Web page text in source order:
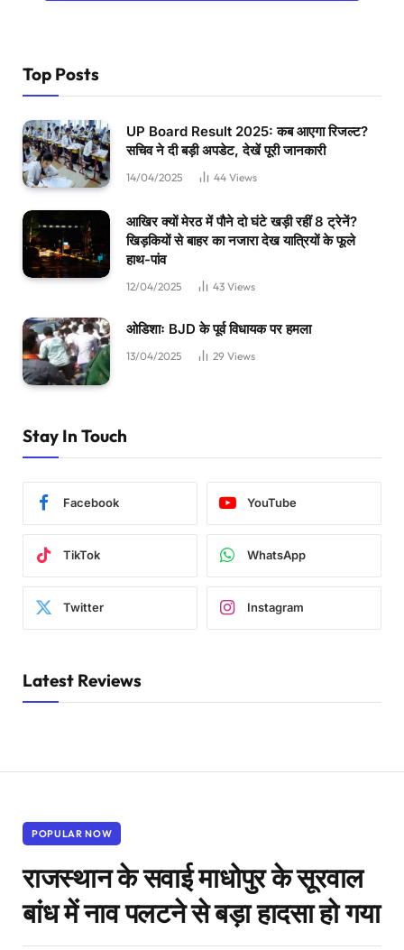
Top Posts
UP Board Result 2025: कब आएगा रिजल्ट?
सचिव ने दी बड़ी अपडेट, देखें पूरी जानकारी
14/04/2025 44 Views
आखिर क्यों मेरठ में पौने दो घंटे खड़ी रहीं 8 ट्रेनें?
खिड़कियों से बाहर का नजारा देख यात्रियों के फूले
हाथ-पांव
12/04/2025 43 Views
ओडिशाः BJD के पूर्व विधायक पर हमला
13/04/2025 29 Views
Stay In Touch
Facebook YouTube
TikTok WhatsApp
Twitter Instagram
Latest Reviews
POPULAR NOW
राजस्थान के सवाई माधोपुर के सूरवाल
बांध में नाव पलटने से बड़ा हादसा हो गया